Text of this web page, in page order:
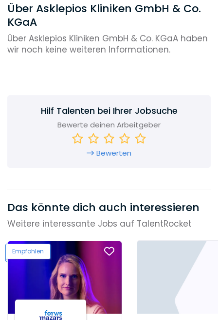
Über Asklepios Kliniken GmbH & Co.
KGaA
Über Asklepios Kliniken GmbH & Co. KGaA haben
wir noch keine weiteren Informationen.
Hilf Talenten bei Ihrer Jobsuche
Bewerte deinen Arbeitgeber
Bewerten
Das könnte dich auch interessieren
Weitere interessante Jobs auf TalentRocket
Empfohlen